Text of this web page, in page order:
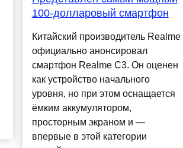
100-долларовый смартфон
Китайский производитель Realme
официально анонсировал
смартфон Realme C3. Он оценен
как устройство начального
уровня, но при этом оснащается
ёмким аккумулятором,
просторным экраном и —
впервые в этой категории